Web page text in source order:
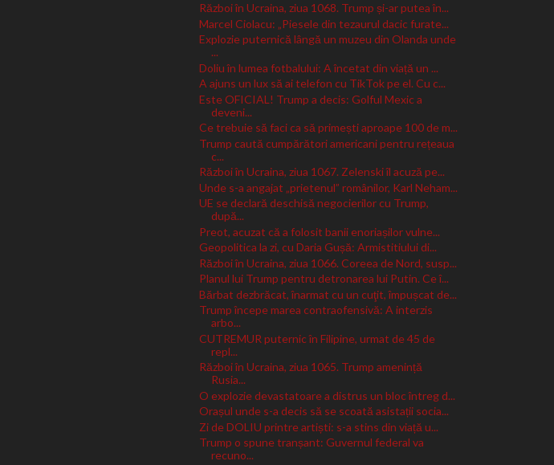
Război în Ucraina, ziua 1068. Trump și-ar putea în...
Marcel Ciolacu: „Piesele din tezaurul dacic furate...
Explozie puternică lângă un muzeu din Olanda unde
...
Doliu în lumea fotbalului: A încetat din viață un ...
A ajuns un lux să ai telefon cu TikTok pe el. Cu c...
Este OFICIAL! Trump a decis: Golful Mexic a
deveni...
Ce trebuie să faci ca să primești aproape 100 de m...
Trump caută cumpărători americani pentru rețeaua
c...
Război în Ucraina, ziua 1067. Zelenski îl acuză pe...
Unde s-a angajat „prietenul” românilor, Karl Neham...
UE se declară deschisă negocierilor cu Trump,
după...
Preot, acuzat că a folosit banii enoriașilor vulne...
Geopolitica la zi, cu Daria Gușă: Armistitiului di...
Război în Ucraina, ziua 1066. Coreea de Nord, susp...
Planul lui Trump pentru detronarea lui Putin. Ce î...
Bărbat dezbrăcat, înarmat cu un cuţit, împușcat de...
Trump începe marea contraofensivă: A interzis
arbo...
CUTREMUR puternic în Filipine, urmat de 45 de
repl...
Război în Ucraina, ziua 1065. Trump amenință
Rusia...
O explozie devastatoare a distrus un bloc întreg d...
Orașul unde s-a decis să se scoată asistații socia...
Zi de DOLIU printre artiști: s-a stins din viață u...
Trump o spune tranșant: Guvernul federal va
recuno...